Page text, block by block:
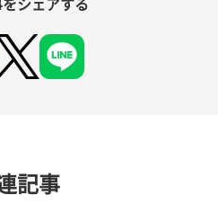
シェアする
記事